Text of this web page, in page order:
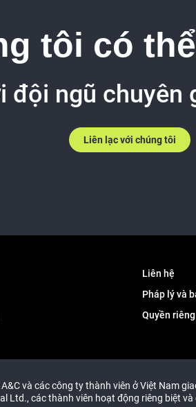
tôi có
đội ngũ chuyên
Liên lạc với chúng tôi
Liên hệ
Pháp lý và
Quyền
và các công ty thành viên ở Việt Nam
Ltd., các thành viên hoạt động riêng biệt và